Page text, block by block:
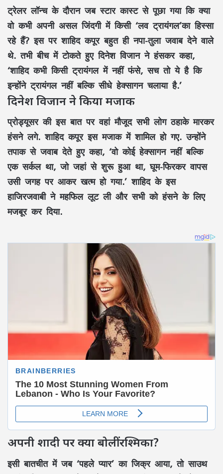
ट्रेलर लॉन्च के दौरान जब स्टार कास्ट से पूछा गया कि क्या
वो कभी अपनी असल जिंदगी में किसी ‘लव ट्रायंगल’का हिस्सा
रहे हैं? इस पर शाहिद कपूर बहुत ही नपा-तुला जवाब देने वाले
थे. तभी बीच में टोकते हुए दिनेश विजान ने हंसकर कहा,
‘शाहिद कभी किसी ट्रायंगल में नहीं फंसे, सच तो ये है कि
इन्होंने ट्रायंगल नहीं बल्कि सीधे हेक्सागन चलाया है.’
दिनेश विजान ने किया मजाक
प्रोड्यूसर की इस बात पर वहां मौजूद सभी लोग ठहाके मारकर
हंसने लगे. शाहिद कपूर इस मजाक में शामिल हो गए. उन्होंने
तपाक से जवाब देते हुए कहा, ‘वो कोई हेक्सागन नहीं बल्कि
एक सर्कल था, जो जहां से शुरू हुआ था, घूम-फिरकर वापस
उसी जगह पर आकर खत्म हो गया.’ शाहिद के इस
हाजिरजवाबी ने महफिल लूट ली और सभी को हंसने के लिए
मजबूर कर दिया.
अपनी शादी पर क्या बोलीं रश्मिका?
इसी बातचीत में जब ‘पहले प्यार’ का जिक्र आया, तो साउथ